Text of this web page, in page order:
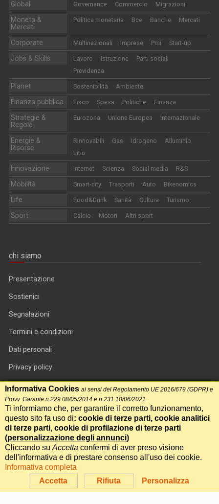
Global Governance Commercio Migrazioni
Moneta &
Mercati
Politica monetaria Bce Banche Mercati
Corporate Multinazionali Imprese Pmi Start-up
Jobs & Skills Lavoro Istruzione
Parti sociali
Previdenza
Planet Sostenibilità Ambiente
Finanza pubblica Fisco Spesa Politiche Finanza
Strategie &
Regole
Eurozona Unione Europea Internazionale
Energie &
Risorse
Rinnovabili Gas Idrogeno
Alluminio
Litio
Innovazione Internet Scienza Social media R&S
Mobilità Smart-city Trasporti Auto Bikenomics
Life Food&Drink Sanità Cultura Turismo
Sport Calcio Motori Altri sport
chi siamo
Presentazione
Sostienici
Segnalazioni
Termini e condizioni
Dati personali
Privacy policy
Informativa cookie
RSS feed
RSS Top News
Contatti
International Communication S.r.l. • P.IVA 14478081004 • Testata
giornalistica n.191, reg. Tribunale di Roma del 14/12/2017
Powered byItala
Accetta Rifiuta Personalizza
Informativa Cookies ai sensi del Regolamento UE 2016/679 (GDPR) e
Provv. Garante n.229 08/05/2014 e n.231 10/06/2021
Ti informiamo che, per garantire il corretto funzionamento,
questo sito fa uso di: cookie di terze parti, cookie analitici
di terze parti, cookie di profilazione di terze parti
(personalizzazione degli annunci)
Cliccando su Accetta confermi di aver preso visione
dell'informativa e di prestare consenso all'uso dei cookie.
Informativa completa